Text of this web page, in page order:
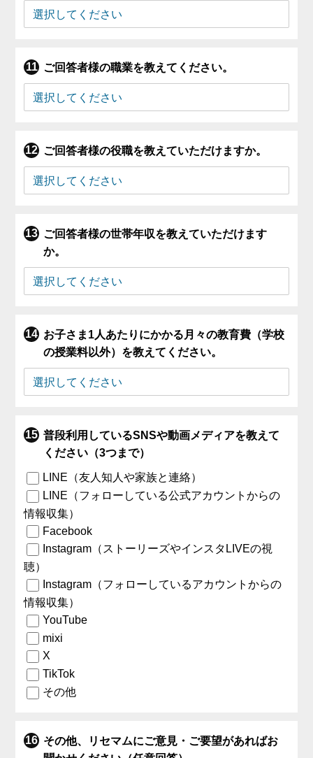
ご回答者様の職業を教えてください。
ご回答者様の役職を教えていただけますか。
ご回答者様の世帯年収を教えていただけます
か。
お子さま1人あたりにかかる月々の教育費（学校
の授業料以外）を教えてください。
普段利用しているSNSや動画メディアを教えて
ください（3つまで）
LINE（友人知人や家族と連絡）
LINE（フォローしている公式アカウントからの
情報収集）
Facebook
Instagram（ストーリーズやインスタLIVEの視
聴）
Instagram（フォローしているアカウントからの
情報収集）
YouTube
mixi
X
TikTok
その他
その他、リセマムにご意見・ご要望があればお